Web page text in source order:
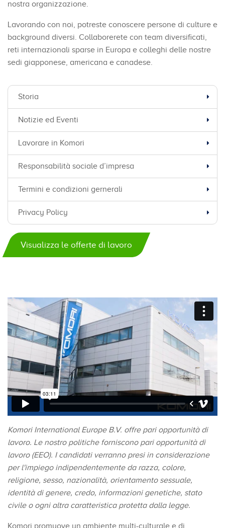
nostra organizzazione.
Lavorando con noi, potreste conoscere persone di culture e
background diversi. Collaborerete con team diversificati,
reti internazionali sparse in Europa e colleghi delle nostre
sedi giapponese, americana e canadese.
Storia
Notizie ed Eventi
Lavorare in Komori
Responsabilità sociale d’impresa
Termini e condizioni gernerali
Privacy Policy
Visualizza le offerte di lavoro
Komori International Europe B.V. offre pari opportunità di
lavoro. Le nostro politiche forniscono pari opportunità di
lavoro (EEO). I candidati verranno presi in considerazione
per l'impiego indipendentemente da razza, colore,
religione, sesso, nazionalità, orientamento sessuale,
identità di genere, credo, informazioni genetiche, stato
civile o ogni altra caratteristica protetta dalla legge.
Komori promuove un ambiente multi-culturale e di